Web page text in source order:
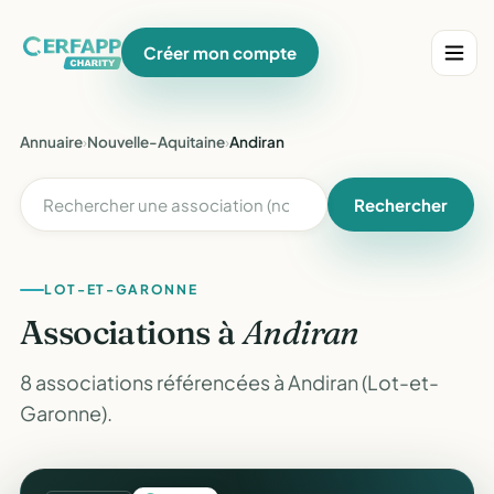
Créer mon compte
Annuaire›Nouvelle-Aquitaine›Andiran
Rechercher
LOT-ET-GARONNE
Associations àAndiran
8 associations référencées à Andiran (Lot-et-
Garonne).